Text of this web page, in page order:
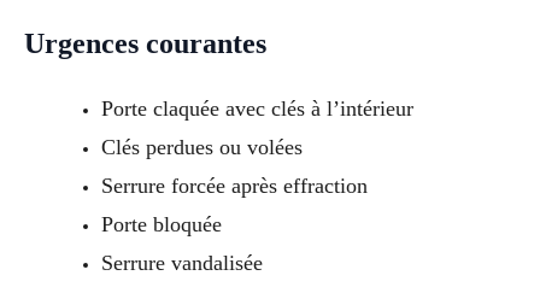
Urgences courantes
Porte claquée avec clés à l’intérieur
Clés perdues ou volées
Serrure forcée après effraction
Porte bloquée
Serrure vandalisée